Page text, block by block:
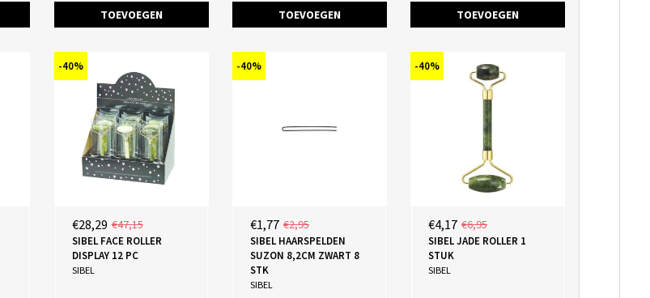
TOEVOEGEN
TOEVOEGEN
TOEVOEGEN
-40%
€28,29 €47,15
SIBEL FACE ROLLER
DISPLAY 12 PC
SIBEL
-40%
€1,77 €2,95
SIBEL HAARSPELDEN
SUZON 8,2CM ZWART 8
STK
SIBEL
-40%
€4,17 €6,95
SIBEL JADE ROLLER 1
STUK
SIBEL